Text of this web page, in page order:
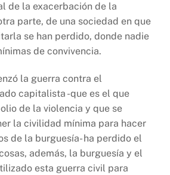
de la exacerbación de la
parte, de una sociedad en que
se han perdido, donde nadie
de convivencia.
la guerra contra el
capitalista -que es el que
de la violencia y que se
la civilidad mínima para hacer
de la burguesía- ha perdido el
además, la burguesía y el
esta guerra civil para